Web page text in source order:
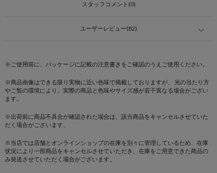
スタッフコメント(0)
ユーザーレビュー(82)
※ご使用前に、パッケージに記載の注意書きをご確認のうえご使用ください。
※商品画像はできる限り実物に近い色味で掲載しておりますが、 光の当たり方
やご覧の環境により、実際の商品と色味やサイズ感が若干異なる場合がござい
ます。
※出荷前に商品不具合が確認された場合は、該当商品をキャンセルさせていた
だく場合がございます。
※当店では店舗とオンラインショップの在庫を別々に管理しているため、在庫
状況により一部商品をキャンセルさせていただき、在庫をご用意できた商品の
み発送させていただく場合がございます。